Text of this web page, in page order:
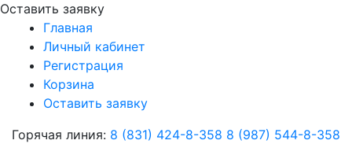
Оставить заявку
Главная
Личный кабинет
Регистрация
Корзина
Оставить заявку
Горячая линия: 8 (831) 424-8-358 8 (987) 544-8-358